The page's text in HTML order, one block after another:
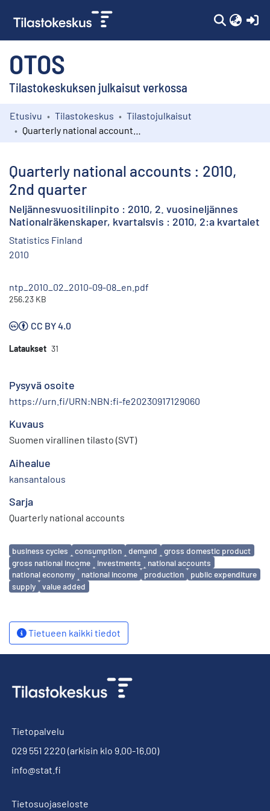
OTOS
Tilastokeskuksen julkaisut verkossa
Kokoelmat
Etusivu Tilastokeskus
Tilastojulkaisut
Quarterly national accounts : 2010,
2nd quarter
Neljännesvuositilinpito : 2010, 2. vuosineljännes
Nationalräkenskaper, kvartalsvis : 2010, 2:a kvartalet
Statistics Finland
2010
ntp_2010_02_2010-09-08_en.pdf
256.23 KB
CC BY 4.0
Lataukset 31
Pysyvä osoite
https://urn.fi/URN:NBN:fi-fe20230917129060
Kuvaus
Suomen virallinen tilasto (SVT)
Aihealue
kansantalous
Sarja
Quarterly national accounts
Avainsanat
business cycles consumption demand
gross domestic product
gross national income
investments
national accounts
national economy
national income production
public expenditure
supply
value added
Tietueen kaikki tiedot
Tietopalvelu
029 551 2220 (arkisin klo 9.00-16.00)
info@stat.fi
Tietosuojaseloste